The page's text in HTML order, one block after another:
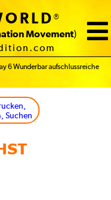
®
Movement)
6 Wunderbar aufschlussreiche
Suchen